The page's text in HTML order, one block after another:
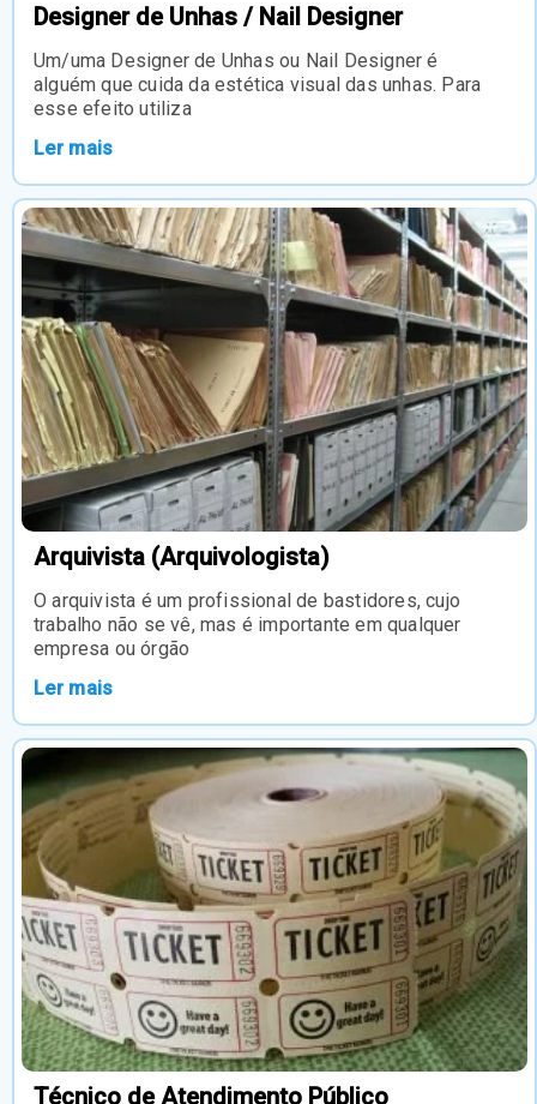
Designer de Unhas / Nail Designer
Um/uma Designer de Unhas ou Nail Designer é
alguém que cuida da estética visual das unhas. Para
esse efeito utiliza
Ler mais
Arquivista (Arquivologista)
O arquivista é um profissional de bastidores, cujo
trabalho não se vê, mas é importante em qualquer
empresa ou órgão
Ler mais
Técnico de Atendimento Público